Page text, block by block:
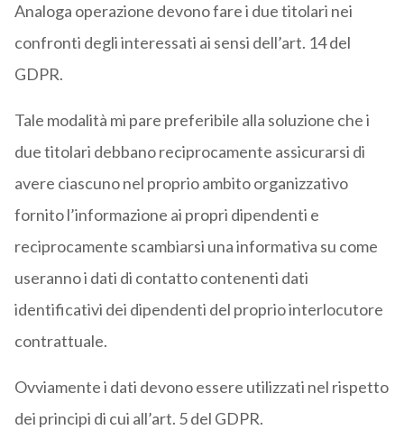
Analoga operazione devono fare i due titolari nei
confronti degli interessati ai sensi dell’art. 14 del
GDPR.
Tale modalità mi pare preferibile alla soluzione che i
due titolari debbano reciprocamente assicurarsi di
avere ciascuno nel proprio ambito organizzativo
fornito l’informazione ai propri dipendenti e
reciprocamente scambiarsi una informativa su come
useranno i dati di contatto contenenti dati
identificativi dei dipendenti del proprio interlocutore
contrattuale.
Ovviamente i dati devono essere utilizzati nel rispetto
dei principi di cui all’art. 5 del GDPR.